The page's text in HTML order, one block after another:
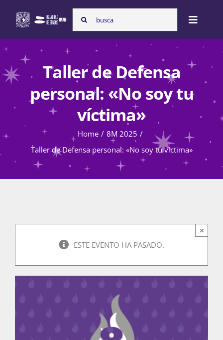
content
Search
for:
Toggle
Nosotras
Programas
Atención de la violencia de género
La Boletina
Taller de Defensa
personal: «No soy tu
víctima»
Home
8M 2025
Taller de Defensa personal: «No soy tu víctima»
ESTE EVENTO HA PASADO.
×